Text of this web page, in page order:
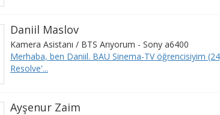
Daniil Maslov
Kamera Asistanı / BTS Arıyorum - Sony a6400
Merhaba, ben Daniil. BAU Sinema-TV öğrencisiyim
Resolve'...
Ayşenur Zaim